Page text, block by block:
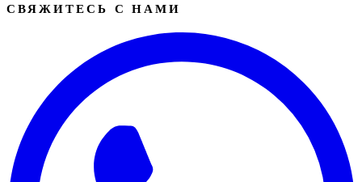
СВЯЖИТЕСЬ С НАМИ